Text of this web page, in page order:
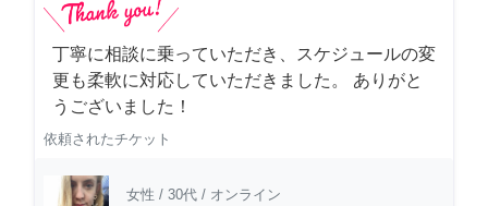
丁寧に相談に乗っていただき、スケジュールの変
更も柔軟に対応していただきました。 ありがと
うございました！
依頼されたチケット
女性 / 30代 / オンライン